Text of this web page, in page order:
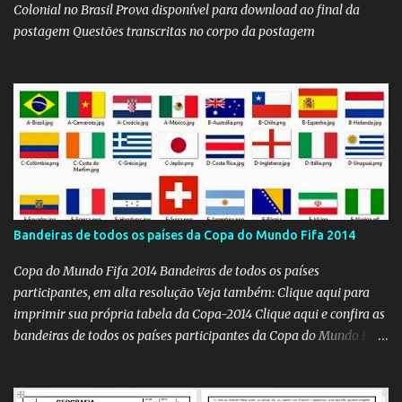
Colonial no Brasil Prova disponível para download ao final da
postagem Questões transcritas no corpo da postagem
Bandeiras de todos os países da Copa do Mundo Fifa 2014
Copa do Mundo Fifa 2014 Bandeiras de todos os países
participantes, em alta resolução Veja também: Clique aqui para
imprimir sua própria tabela da Copa-2014 Clique aqui e confira as
bandeiras de todos os países participantes da Copa do Mundo Fifa